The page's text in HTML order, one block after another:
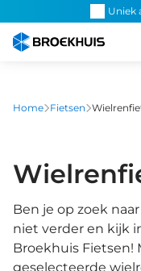
naar
gaan
Uniek
Home Fietsen
Ben je op zoek
niet verder en kijk
Broekhuis Fietsen!
geselecteerde